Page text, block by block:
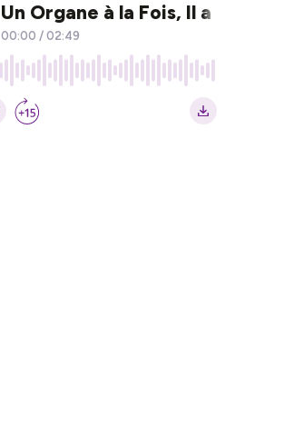
Un Organe à la Fois, Il a Pris
00:00 / 02:49